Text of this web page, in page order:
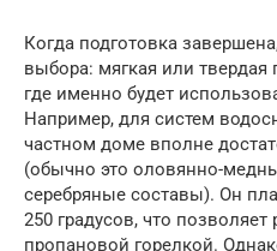
Когда подготовка
выбора: мягкая или твердая
где именно будет
Например, для систем
частном доме вполне
(обычно это оловянно-
серебряные составы). Он
250 градусов, что
пропановой горелкой.